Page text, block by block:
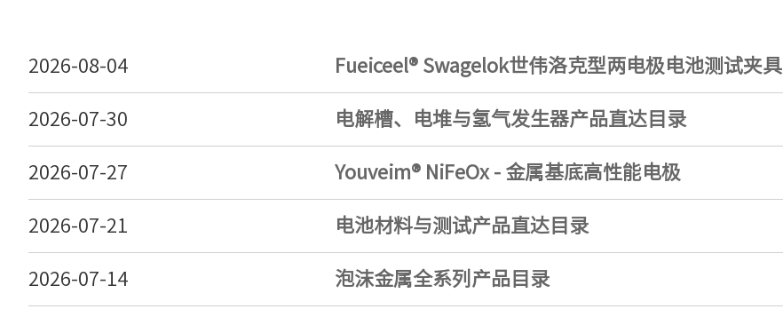
2026-08-04 Fueiceel® Swagelok世伟洛克型两电极电池测试夹具
2026-07-30 电解槽、电堆与氢气发生器产品直达目录
2026-07-27 Youveim® NiFeOx - 金属基底高性能电极
2026-07-21 电池材料与测试产品直达目录
2026-07-14 泡沫金属全系列产品目录